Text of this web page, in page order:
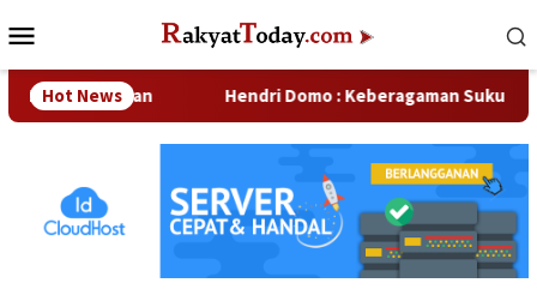
ke
Mobile
Hot News Hendri Domo : Keberagaman Suku dan Budaya